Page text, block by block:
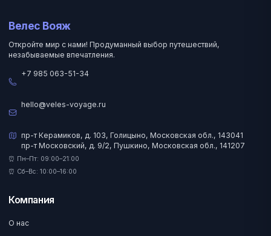
Велес Вояж
Откройте мир с нами! Продуманный выбор путешествий,
незабываемые впечатления.
+7 985 063-51-34
hello@veles-voyage.ru
пр-т Керамиков, д. 103, Голицыно, Московская обл., 143041
пр-т Московский, д. 9/2, Пушкино, Московская обл., 141207
⏰ Пн–Пт: 09:00–21:00
⏰ Сб–Вс: 10:00–16:00
Компания
О нас